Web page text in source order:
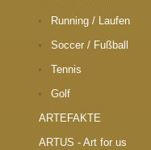
Running / Laufen
Soccer / Fußball
Tennis
Golf
ARTEFAKTE
ARTUS - Art for us